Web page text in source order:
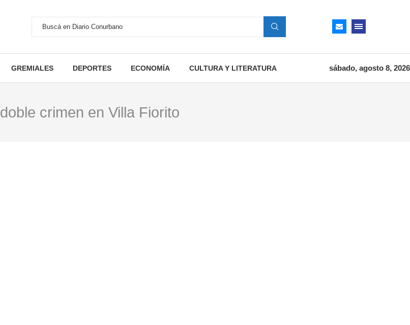
GREMIALES DEPORTES ECONOMÍA CULTURA Y LITERATURA sábado, agosto 8, 2026
doble crimen en Villa Fiorito